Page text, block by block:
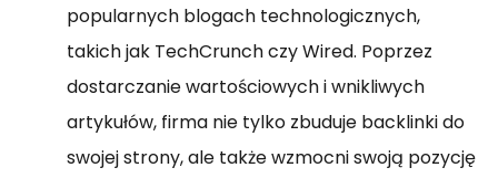
popularnych blogach technologicznych,
takich jak TechCrunch czy Wired. Poprzez
dostarczanie wartościowych i wnikliwych
artykułów, firma nie tylko zbuduje backlinki do
swojej strony, ale także wzmocni swoją pozycję